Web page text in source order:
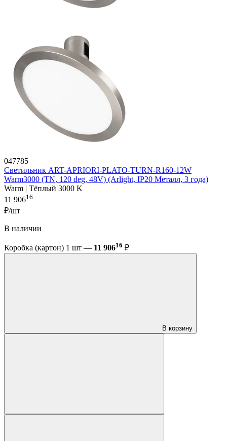
047785
Светильник ART-APRIORI-PLATO-TURN-R160-12W
Warm3000 (TN, 120 deg, 48V) (Arlight, IP20 Металл, 3 года)
Warm | Тёплый 3000 K
11 90616
₽/шт
В наличии
Коробка (картон) 1 шт — 11 90616 ₽
В корзину